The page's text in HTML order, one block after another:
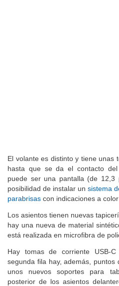
El volante es distinto y tiene unas
hasta que se da el contacto del
puede ser una pantalla (de 12,3
posibilidad de instalar un sistema
parabrisas con indicaciones a
Los asientos tienen nuevas
hay una nueva de material
está realizada en microfibra de
Hay tomas de corriente USB-
segunda fila hay, además, puntos
unos nuevos soportes para
posterior de los asientos